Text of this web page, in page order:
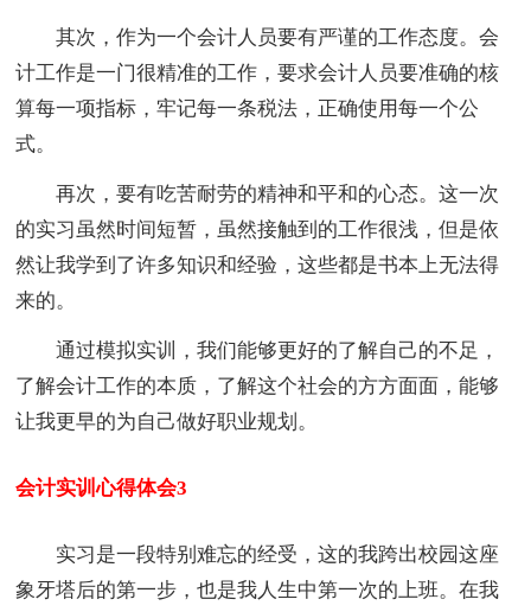
其次，作为一个会计人员要有严谨的工作态度。会
计工作是一门很精准的工作，要求会计人员要准确的核
算每一项指标，牢记每一条税法，正确使用每一个公
式。
再次，要有吃苦耐劳的精神和平和的心态。这一次
的实习虽然时间短暂，虽然接触到的工作很浅，但是依
然让我学到了许多知识和经验，这些都是书本上无法得
来的。
通过模拟实训，我们能够更好的了解自己的不足，
了解会计工作的本质，了解这个社会的方方面面，能够
让我更早的为自己做好职业规划。
会计实训心得体会3
实习是一段特别难忘的经受，这的我跨出校园这座
象牙塔后的第一步，也是我人生中第一次的上班。在我